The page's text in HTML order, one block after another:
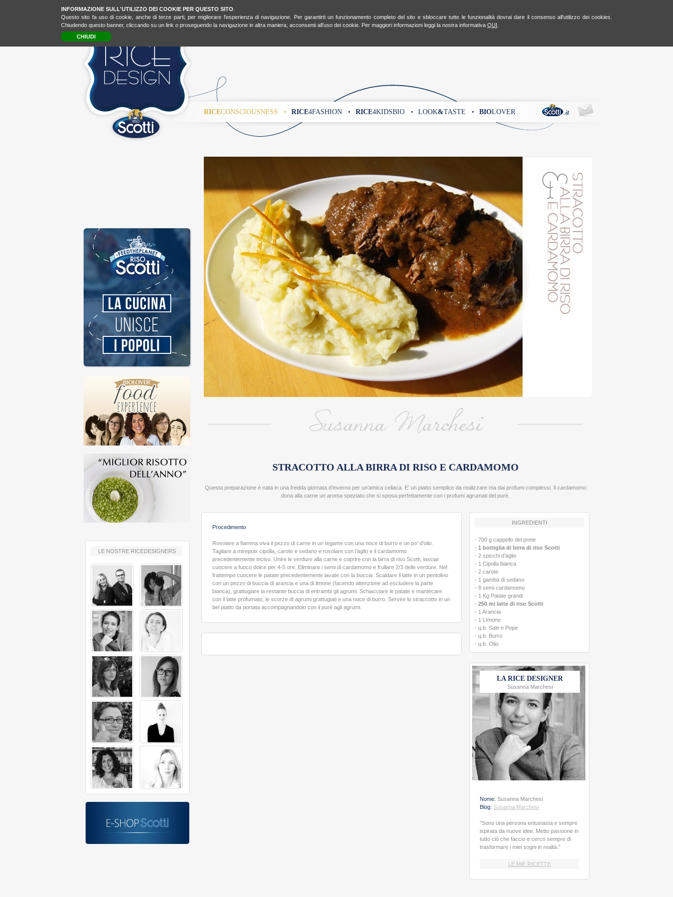
INFORMAZIONE SULL'UTILIZZO DEI COOKIE PER QUESTO SITO
Questo sito fa uso di cookie, anche di terze parti, per migliorare l'esperienza di navigazione. Per garantirti un funzionamento completo del sito e sbloccare tutte le funzionalità dovrai dare il consenso all'utilizzo dei cookies.
Chiudendo questo banner, cliccando su un link o proseguendo la navigazione in altra maniera, acconsenti all’uso dei cookie. Per maggiori informazioni leggi la nostra informativa QUI
CHIUDI
RICECONSCIOUSNESS • RICE4FASHION • RICE4KIDSBIO • LOOK&TASTE • BIOLOVER
LE NOSTRE RICEDESIGNERS
STRACOTTO ALLA BIRRA DI RISO E CARDAMOMO
Questa preparazione è nata in una fredda giornata d’inverno per un’amica celiaca. E’ un piatto semplice da realizzare ma dai profumi complessi. Il cardamomo
dona alla carne un aroma speziato che si sposa perfettamente con i profumi agrumati del purè.
Procedimento
Rosolare a fiamma viva il pezzo di carne in un tegame con una noce di burro e un po’ d’olio.
Tagliare a mirepoix cipolla, carote e sedano e rosolare con l’aglio e il cardamomo
precedentemente inciso. Unire le verdure alla carne e coprire con la birra di riso Scotti, lasciar
cuocere a fuoco dolce per 4-5 ore. Eliminare i semi di cardamomo e frullare 2/3 delle verdure. Nel
frattempo cuocere le patate precedentemente lavate con la buccia. Scaldare il latte in un pentolino
con un pezzo di buccia di arancia e una di limone (facendo attenzione ad escludere la parte
bianca), grattugiare la restante buccia di entrambi gli agrumi. Schiacciare le patate e mantecare
con il latte profumato, le scorze di agrumi grattugiati e una noce di burro. Servire lo straccotto in un
bel piatto da portata accompagnandolo con il purè agli agrumi.
INGREDIENTI
- 700 g cappello del prete
- 1 bottiglia di birra di riso Scotti
- 2 spicchi d’aglio
- 1 Cipolla bianca
- 2 carote
- 1 gamba di sedano
- 8 semi cardamomo
- 1 Kg Patate grandi
- 250 ml latte di riso Scotti
- 1 Arancia
- 1 LImone
- q.b. Sale e Pepe
- q.b. Burro
- q.b. Olio
LA RICE DESIGNER
Susanna Marchesi
Nome: Susanna Marchesi
Blog: Susanna Marchesi
"Sono una persona entusiasta e sempre
ispirata da nuove idee. Metto passione in
tutto ciò che faccio e cerco sempre di
trasformare i miei sogni in realtà."
LE MIE RICETTE